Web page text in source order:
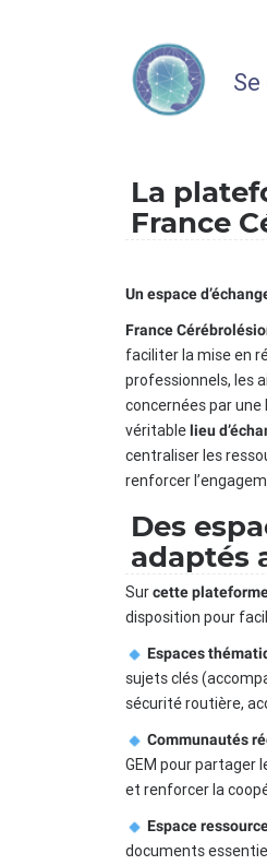
La
France
Un espace
France
faciliter la mise en
professionnels, les
concernées par une
véritable lieu
centraliser les
renforcer
Des
adaptés
Surcette
disposition pour
Espaces
sujets clés
sécurité routière,
Communautés
GEM pour partager
et renforcer la
Espace
documents